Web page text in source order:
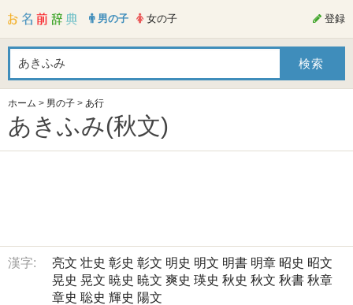
男の子 女の子 登録
ホーム > 男の子 > あ行
あきふみ(秋文)
漢字: 亮文 壮史 彰史 彰文 明史 明文 明書 明章 昭史 昭文
晃史 晃文 暁史 暁文 爽史 瑛史 秋史 秋文 秋書 秋章
章史 聡史 輝史 陽文